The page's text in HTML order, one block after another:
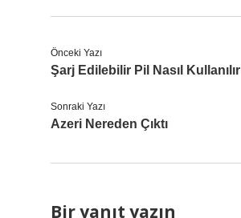
Önceki Yazı
Şarj Edilebilir Pil Nasıl Kullanılır
Sonraki Yazı
Azeri Nereden Çıktı
Bir yanıt yazın